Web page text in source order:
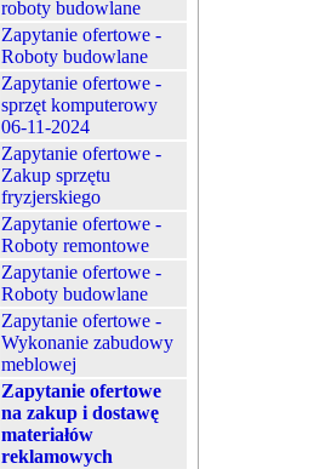
roboty budowlane
Zapytanie ofertowe -
Roboty budowlane
Zapytanie ofertowe -
sprzęt komputerowy
06-11-2024
Zapytanie ofertowe -
Zakup sprzętu
fryzjerskiego
Zapytanie ofertowe -
Roboty remontowe
Zapytanie ofertowe -
Roboty budowlane
Zapytanie ofertowe -
Wykonanie zabudowy
meblowej
Zapytanie ofertowe
na zakup i dostawę
materiałów
reklamowych